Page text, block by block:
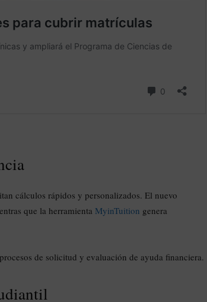
cálculos rápidos y personalizados. El nuevo
que la herramienta MyinTuition genera
de solicitud y evaluación de ayuda financiera.